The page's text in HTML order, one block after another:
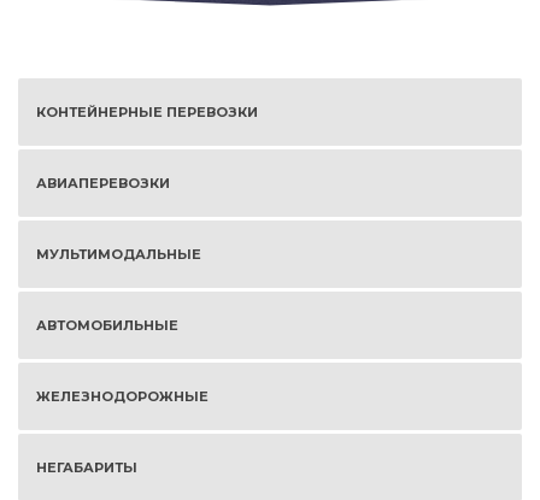
КОНТЕЙНЕРНЫЕ ПЕРЕВОЗКИ
АВИАПЕРЕВОЗКИ
МУЛЬТИМОДАЛЬНЫЕ
АВТОМОБИЛЬНЫЕ
ЖЕЛЕЗНОДОРОЖНЫЕ
НЕГАБАРИТЫ